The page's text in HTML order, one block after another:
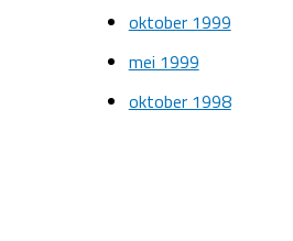
oktober 1999
mei 1999
oktober 1998